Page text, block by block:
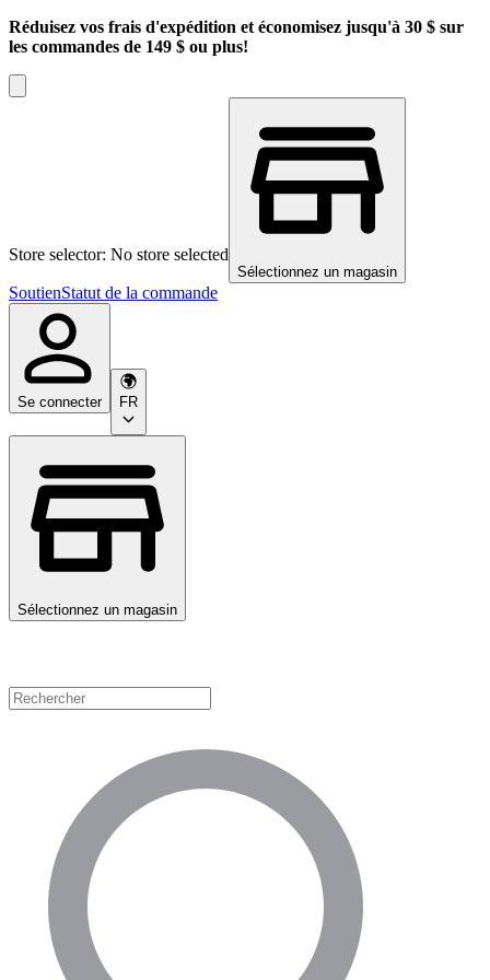
Réduisez vos frais d'expédition et économisez jusqu'à 30 $ sur
les commandes de 149 $ ou plus!
Store selector: No store selected
Sélectionnez un magasin
SoutienStatut de la commande
Se connecter FR
Sélectionnez un magasin